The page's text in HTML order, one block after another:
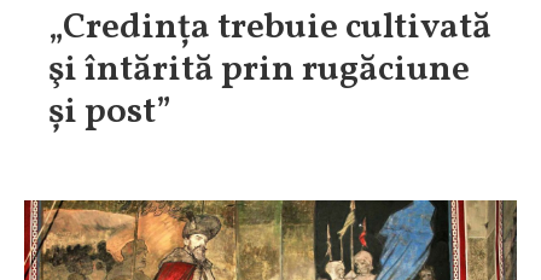
trebuie cultivată
întărită prin rugăciune